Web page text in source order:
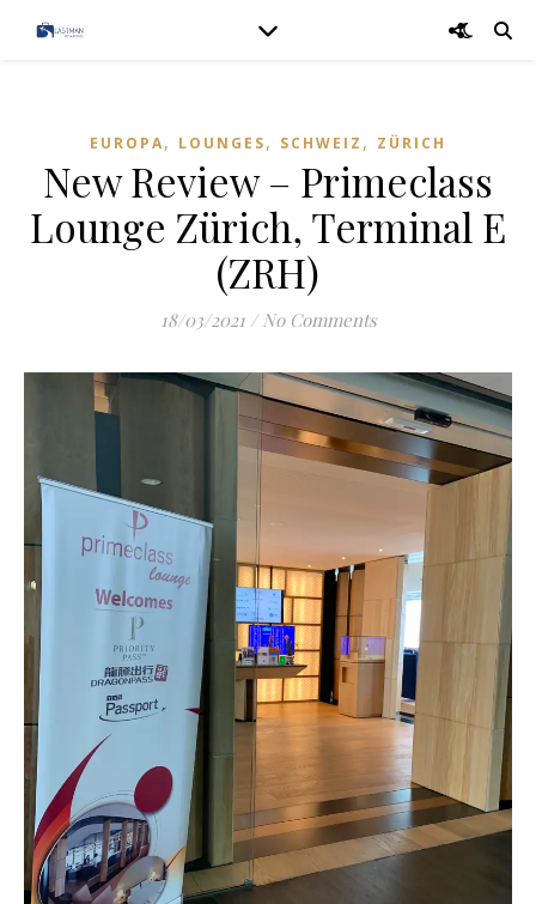
EUROPA, LOUNGES, SCHWEIZ , ZÜRICH
New Review – Primeclass
Lounge Zürich, Terminal E
(ZRH)
18/03/2021 / No Comments